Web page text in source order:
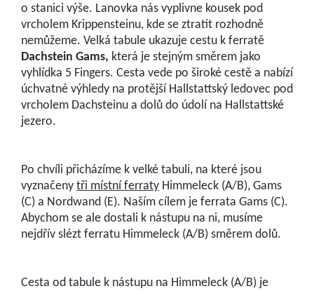
o stanici výše. Lanovka nás vyplivne kousek pod
vrcholem Krippensteinu, kde se ztratit rozhodně
nemůžeme. Velká tabule ukazuje cestu k ferratě
Dachstein Gams, která je stejným směrem jako
vyhlídka 5 Fingers. Cesta vede po široké cestě a nabízí
úchvatné výhledy na protější Hallstattský ledovec pod
vrcholem Dachsteinu a dolů do údolí na Hallstattské
jezero.
Po chvíli přicházíme k velké tabuli, na které jsou
vyznačeny tři místní ferraty Himmeleck (A/B), Gams
(C) a Nordwand (E). Naším cílem je ferrata Gams (C).
Abychom se ale dostali k nástupu na ni, musíme
nejdřív slézt ferratu Himmeleck (A/B) směrem dolů.
Cesta od tabule k nástupu na Himmeleck (A/B) je